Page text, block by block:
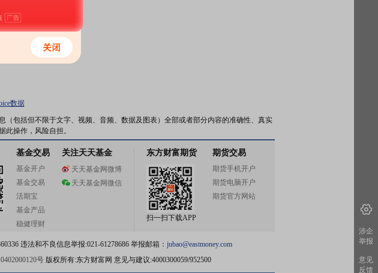
数据
包括但不限于文字、视频、音频、数据及图表）全部或者部分内容的准确性、真实
操作，风险自担。
基金交易
基金开户
基金交易
活期宝
基金产品
稳健理财
关注天天基金
天天基金网微博
天天基金网微信
东方财富期货
扫一扫下载APP
期货交易
期货手机开户
期货电脑开户
期货官方网站
违法和不良信息举报:021-61278686 举报邮箱： jubao@eastmoney.com
号版权所有:东方财富网 意见与建议:4000300059/952500
涉企
举报
意见
反馈